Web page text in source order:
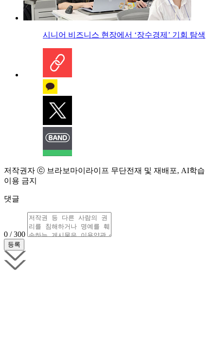
시니어 비즈니스 현장에서 ‘장수경제’ 기회 탐색
저작권자 ⓒ 브라보마이라이프 무단전재 및 재배포, AI학습
이용 금지
댓글
0 / 300